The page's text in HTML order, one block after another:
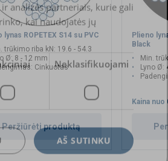
lynas ROPETEX S14 su PVC
trūkimo riba kN: 19.6 - 54.3
Ø: 8 - 12 mm
Cinkuotas
Peržiūrėti produktą
Plieno
Black
Min.
Lyno Ø:
Kaina nuo
ENGLISH TRANSLATION
analizės partneriais, kurie gali
kai naudojatės jų
Neklasifikuojami
AŠ SUTINKU